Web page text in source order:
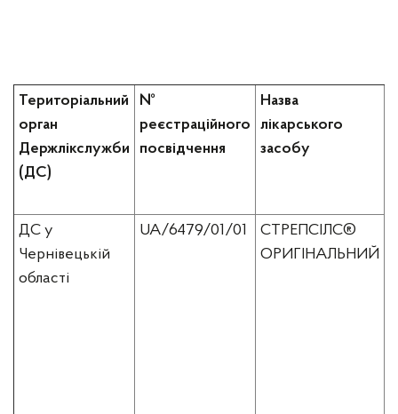
Територіальний
орган
Держлікслужби
(ДС)
№
реєстраційного
посвідчення
Назва
лікарського
засобу
ДС у
Чернівецькій
області
UA/6479/01/01
СТРЕПСІЛС®
ОРИГІНАЛЬНИЙ